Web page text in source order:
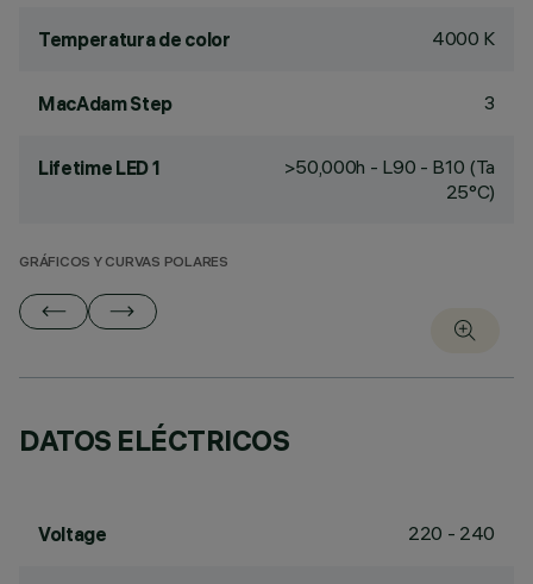
Temperatura de color 4000 K
MacAdam Step 3
Lifetime LED 1
>50,000h - L90 - B10 (Ta
25°C)
GRÁFICOS Y CURVAS POLARES
DATOS ELÉCTRICOS
Voltage 220 - 240